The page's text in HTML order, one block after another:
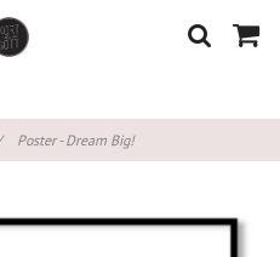
Poster - Dream Big!